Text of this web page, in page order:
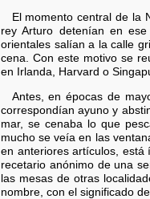
El momento central de la
rey Arturo detenían en
orientales salían a la calle
cena. Con este motivo se
en Irlanda, Harvard o
Antes, en épocas de
correspondían ayuno y
mar, se cenaba lo que
mucho se veía en las
en anteriores artículos, está
recetario anónimo de una
las mesas de otras
nombre, con el significado